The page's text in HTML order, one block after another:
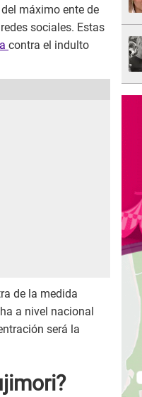
máximo ente de
sociales. Estas
contra el indulto
de la medida
a nivel nacional
será la